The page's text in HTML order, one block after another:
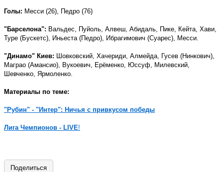
Голы: Месси (26), Педро (76)
"Барселона": Вальдес, Пуйоль, Алвеш, Абидаль, Пике, Кейта, Хави,
Туре (Бускетс), Иньеста (Педро), Ибрагимович (Суарес), Месси.
"Динамо" Киев: Шовковский, Хачериди, Алмейда, Гусев (Нинкович),
Маграо (Амансио), Вукоевич, Ерёменко, Юссуф, Милевский,
Шевченко, Ярмоленко.
Материалы по теме:
"Рубин" - "Интер": Ничья с привкусом победы
Лига Чемпионов - LIVE!
Поделиться